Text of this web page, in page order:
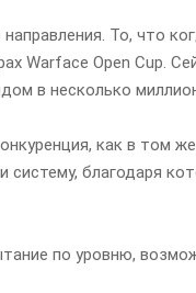
То, что
Warface Open Cup.
в несколько
как в том
благодаря
по уровню,